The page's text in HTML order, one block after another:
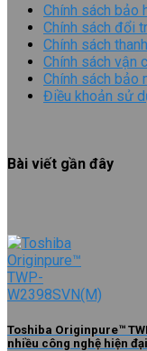
Chính sách bảo
Chính sách đổi
Chính sách
Chính sách vận
Chính sách bảo
Điều khoản sử
Bài viết gần đây
Toshiba Originpure™
nhiều công nghệ hiện đại